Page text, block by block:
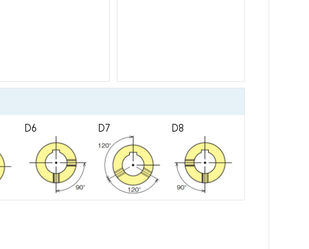
D6 D7 D8